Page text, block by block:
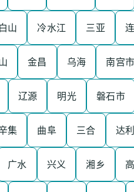
白山 冷水江 三亚
金昌 乌海 南宫市
辽源 明光 磐石市
集 曲阜 三合 达利
广水 兴义 湘乡